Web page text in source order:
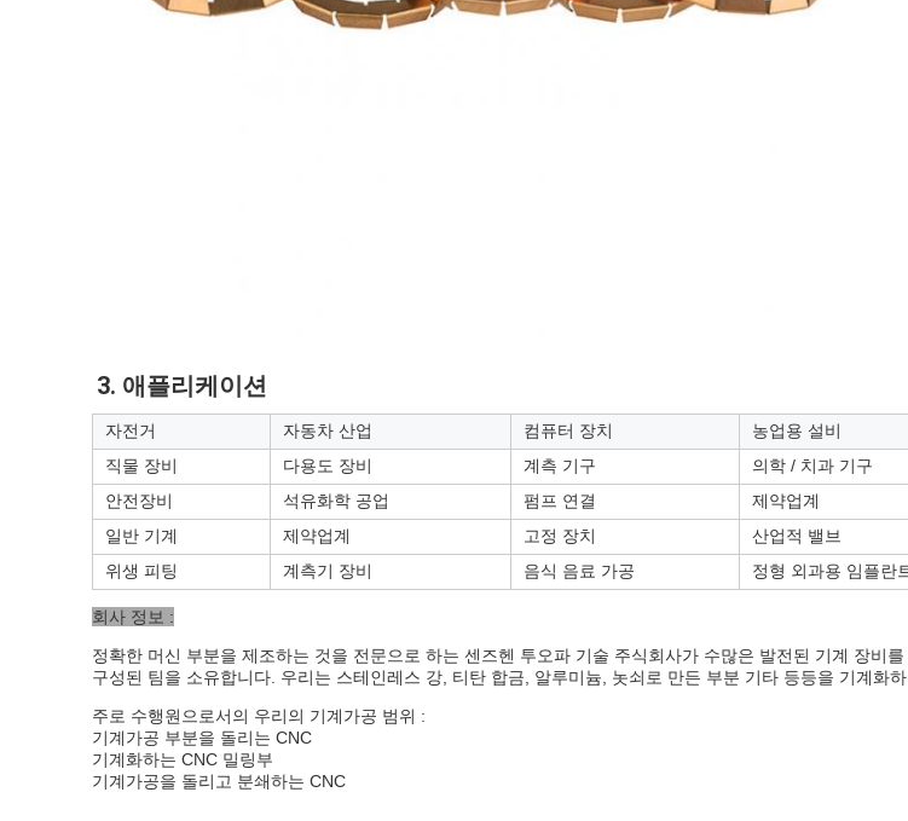
3. 애플리케이션
자전거 자동차 산업 컴퓨터 장치
농업용 설비
직물 장비
다용도 장비 계측 기구
의학 / 치과 기구
안전장비
석유화학 공업 펌프 연결
제약업계
일반 기계
제약업계 고정 장치
산업적 밸브
위생 피팅
계측기 장비 음식 음료 가공 정형 외과용 임플란
회사 정보 :
정확한 머신 부분을 제조하는 것을 전문으로 하는 센즈헨 투오파 기술 주식회사가 수많은 발전된 기계 장비
구성된 팀을 소유합니다. 우리는 스테인레스 강, 티탄 합금, 알루미늄, 놋쇠로 만든 부분 기타 등등을 기계화
주로 수행원으로서의 우리의 기계가공 범위 :
기계가공 부분을 돌리는 CNC
기계화하는 CNC 밀링부
기계가공을 돌리고 분쇄하는 CNC